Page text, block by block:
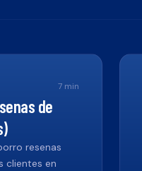
7min
de
resenas
clientes en